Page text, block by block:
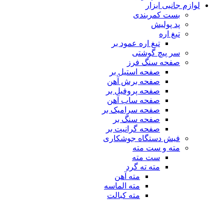
لوازم جانبی ابزار
بست کمربندی
پد پولیش
تیغ اره
تیغ اره عمود بر
سر پیچ گوشتی
صفحه سنگ فرز
صفحه استیل بر
صفحه برش آهن
صفحه پروفیل بر
صفحه ساب آهن
صفحه سرامیک بر
صفحه سنگ بر
صفحه گرانیت بر
فیش دستگاه جوشکاری
مته و ست مته
ست مته
مته ته گرد
مته آهن
مته الماسه
مته کبالت